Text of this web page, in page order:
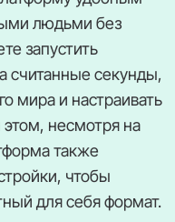
людьми без
запустить
считанные секунды,
мира и настраивать
несмотря на
также
чтобы
для себя формат.